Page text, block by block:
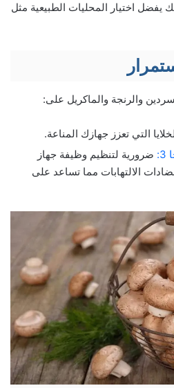
يفضل اختيار المحليات الطبيعية مثل
والرنجة والماكريل على:
التي تعزز جهازك المناعة.
ضرورية لتنظيم وظيفة جهاز
الالتهابات مما تساعد على